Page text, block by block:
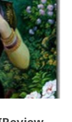
बुध्दका आँखा /
acharya
गर्यो मलाई, भन्न
ra chandra
फत्तेमान, संगीत:
/ saya thari